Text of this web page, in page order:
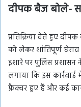
दीपक बैज बोले-
प्रतिक्रिया देते हुए
को लेकर शांतिपूर्ण
इशारे पर पुलिस प्रशासन
लगाया कि इस
फ्रैक्चर हुए हैं और कई